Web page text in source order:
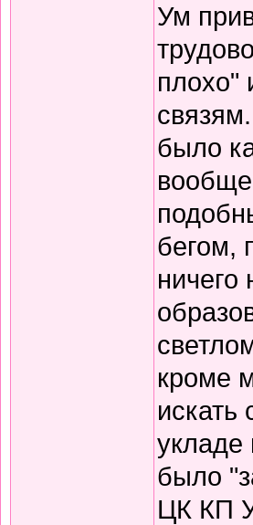
Ум
плохо"
было
бегом,
кроме
искать
укладе
было
ЦК КП